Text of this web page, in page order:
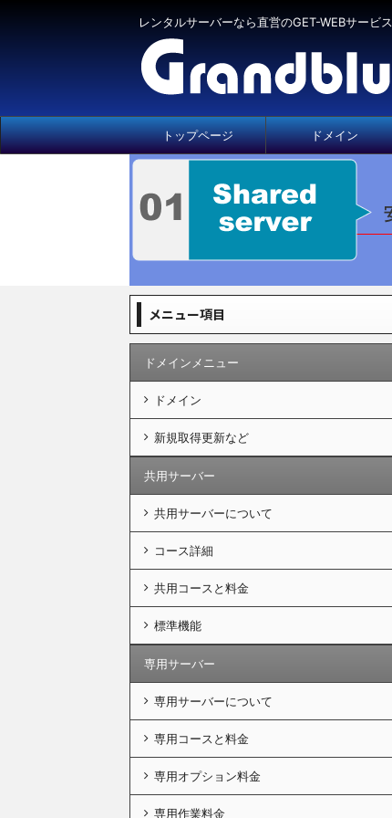
レンタルサーバーなら直営のGET-WEBサービス
トップページ ドメイン
メニュー項目
ドメインメニュー
ドメイン
新規取得更新など
共用サーバー
共用サーバーについて
コース詳細
共用コースと料金
標準機能
専用サーバー
専用サーバーについて
専用コースと料金
専用オプション料金
専用作業料金